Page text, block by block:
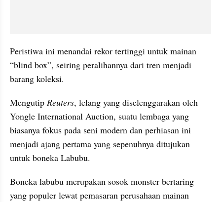
Peristiwa ini menandai rekor tertinggi untuk mainan
“blind box”, seiring peralihannya dari tren menjadi
barang koleksi.
Mengutip Reuters, lelang yang diselenggarakan oleh
Yongle International Auction, suatu lembaga yang
biasanya fokus pada seni modern dan perhiasan ini
menjadi ajang pertama yang sepenuhnya ditujukan
untuk boneka Labubu.
Boneka labubu merupakan sosok monster bertaring
yang populer lewat pemasaran perusahaan mainan